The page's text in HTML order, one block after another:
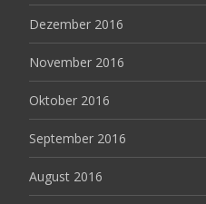
Dezember 2016
November 2016
Oktober 2016
September 2016
August 2016